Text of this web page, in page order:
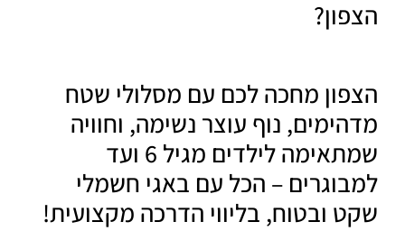
מחכה לכם עם מסלולי שטח
נוף עוצר נשימה, וחוויה
שמתאימה לילדים מגיל 6 ועד
– הכל עם באגי חשמלי
ובטוח, בליווי הדרכה מקצועית!